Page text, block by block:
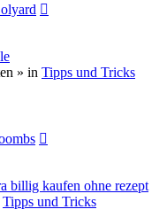
» in Tipps und Tricks
billig kaufen ohne rezept
Tipps und Tricks